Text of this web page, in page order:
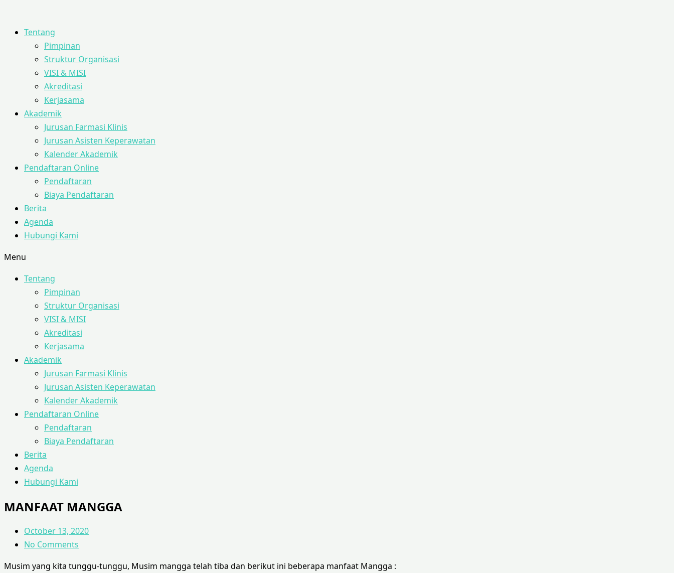
Tentang
Pimpinan
Struktur Organisasi
VISI & MISI
Akreditasi
Kerjasama
Akademik
Jurusan Farmasi Klinis
Jurusan Asisten Keperawatan
Kalender Akademik
Pendaftaran Online
Pendaftaran
Biaya Pendaftaran
Berita
Agenda
Hubungi Kami
Menu
Tentang
Pimpinan
Struktur Organisasi
VISI & MISI
Akreditasi
Kerjasama
Akademik
Jurusan Farmasi Klinis
Jurusan Asisten Keperawatan
Kalender Akademik
Pendaftaran Online
Pendaftaran
Biaya Pendaftaran
Berita
Agenda
Hubungi Kami
MANFAAT MANGGA
October 13, 2020
No Comments
Musim yang kita tunggu-tunggu, Musim mangga telah tiba dan berikut ini beberapa manfaat Mangga :